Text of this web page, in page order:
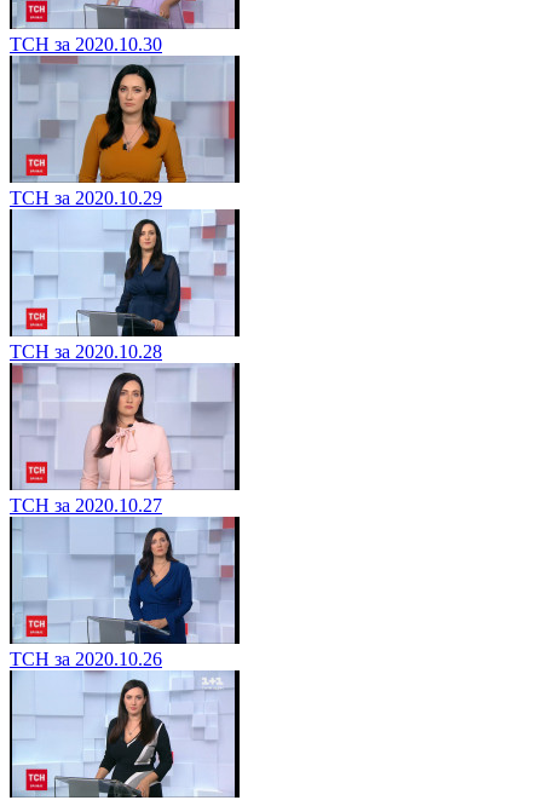
ТСН за 2020.10.30
ТСН за 2020.10.29
ТСН за 2020.10.28
ТСН за 2020.10.27
ТСН за 2020.10.26